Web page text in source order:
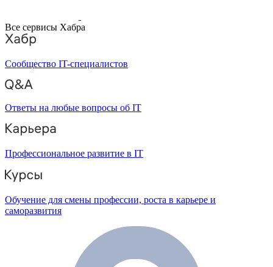
Все сервисы Хабра
Сообщество IT-специалистов
Ответы на любые вопросы об IT
Профессиональное развитие в IT
Обучение для смены профессии, роста в карьере и
саморазвития